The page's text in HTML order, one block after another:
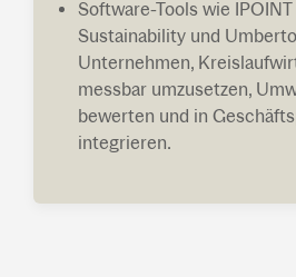
Software-Tools wie
Sustainability und
Unternehmen,
messbar umzusetzen,
bewerten und in
integrieren.